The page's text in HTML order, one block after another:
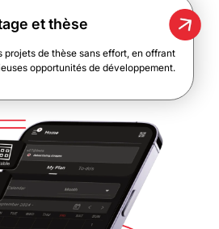
et thèse
projets de thèse sans effort, en offrant
opportunités de développement.